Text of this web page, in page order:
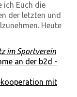
ich Euch die
der letzten und
Heute
im Sportverein
an der b2d -
mit